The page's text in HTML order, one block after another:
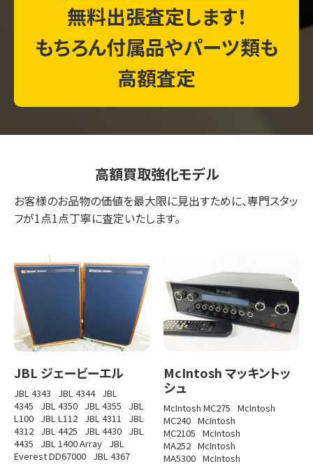
無料出張査定します！
もちろん付属品やパーツ類も
高額査定
高額買取強化モデル
お客様のお品物の価値を最大限に見出すために、専門スタッ
フが1点1点丁寧に査定いたします。
JBL ジェービーエル
JBL 4343 JBL 4344 JBL
4345
JBL 4350 JBL 4355
JBL
L100 JBL L112 JBL 4311
JBL
4312 JBL 4425 JBL 4430 JBL
4435
JBL 1400 Array JBL
Everest DD67000 JBL 4367
McIntosh マッキントッ
シュ
McIntosh MC275 McIntosh
MC240 McIntosh
MC2105 McIntosh
MA252 McIntosh
MA5300 McIntosh